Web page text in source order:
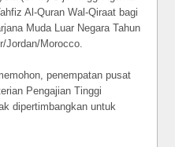
Al-Quran Wal-Qiraat bagi
Muda Luar Negara Tahun
Jordan/Morocco.
penempatan pusat
Pengajian Tinggi
dipertimbangkan untuk